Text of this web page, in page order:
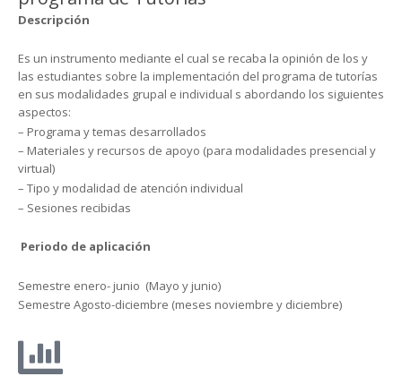
Descripción
Es un instrumento mediante el cual se recaba la opinión de los y
las estudiantes sobre la implementación del programa de tutorías
en sus modalidades grupal e individual s abordando los siguientes
aspectos:
– Programa y temas desarrollados
– Materiales y recursos de apoyo (para modalidades presencial y
virtual)
– Tipo y modalidad de atención individual
– Sesiones recibidas
Periodo de aplicación
Semestre enero- junio (Mayo y junio)
Semestre Agosto-diciembre (meses noviembre y diciembre)